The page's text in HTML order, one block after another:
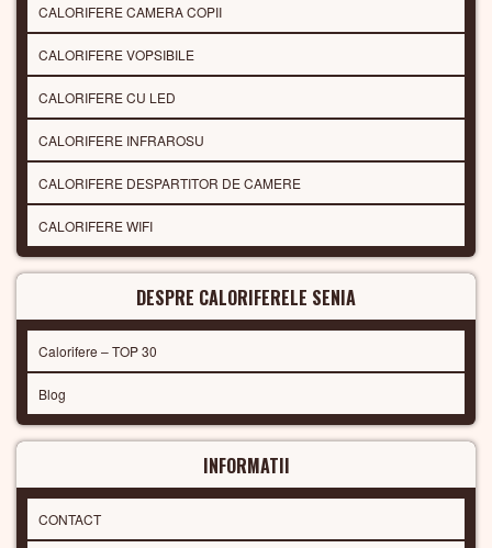
CALORIFERE CAMERA COPII
CALORIFERE VOPSIBILE
CALORIFERE CU LED
CALORIFERE INFRAROSU
CALORIFERE DESPARTITOR DE CAMERE
CALORIFERE WIFI
DESPRE CALORIFERELE SENIA
Calorifere – TOP 30
Blog
INFORMATII
CONTACT